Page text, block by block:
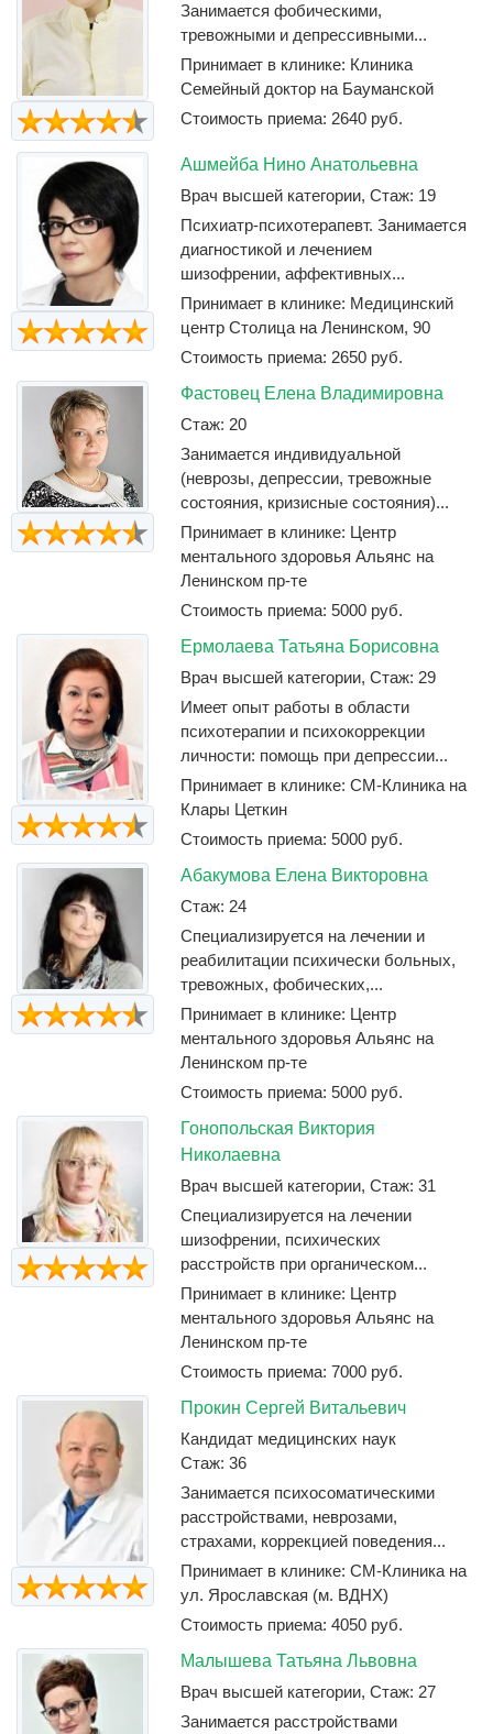
Занимается фобическими,
тревожными и депрессивными...
Принимает в клинике: Клиника
Семейный доктор на Бауманской
Стоимость приема: 2640 руб.
Ашмейба Нино Анатольевна
Врач высшей категории, Стаж: 19
Психиатр-психотерапевт. Занимается
диагностикой и лечением
шизофрении, аффективных...
Принимает в клинике: Медицинский
центр Столица на Ленинском, 90
Стоимость приема: 2650 руб.
Фастовец Елена Владимировна
Стаж: 20
Занимается индивидуальной
(неврозы, депрессии, тревожные
состояния, кризисные состояния)...
Принимает в клинике: Центр
ментального здоровья Альянс на
Ленинском пр-те
Стоимость приема: 5000 руб.
Ермолаева Татьяна Борисовна
Врач высшей категории, Стаж: 29
Имеет опыт работы в области
психотерапии и психокоррекции
личности: помощь при депрессии...
Принимает в клинике: СМ-Клиника на
Клары Цеткин
Стоимость приема: 5000 руб.
Абакумова Елена Викторовна
Стаж: 24
Специализируется на лечении и
реабилитации психически больных,
тревожных, фобических,...
Принимает в клинике: Центр
ментального здоровья Альянс на
Ленинском пр-те
Стоимость приема: 5000 руб.
Гонопольская Виктория
Николаевна
Врач высшей категории, Стаж: 31
Специализируется на лечении
шизофрении, психических
расстройств при органическом...
Принимает в клинике: Центр
ментального здоровья Альянс на
Ленинском пр-те
Стоимость приема: 7000 руб.
Прокин Сергей Витальевич
Кандидат медицинских наук
Стаж: 36
Занимается психосоматическими
расстройствами, неврозами,
страхами, коррекцией поведения...
Принимает в клинике: СМ-Клиника на
ул. Ярославская (м. ВДНХ)
Стоимость приема: 4050 руб.
Малышева Татьяна Львовна
Врач высшей категории, Стаж: 27
Занимается расстройствами